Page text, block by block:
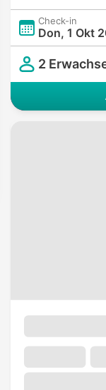
Check-in
Don, 1 Okt
2